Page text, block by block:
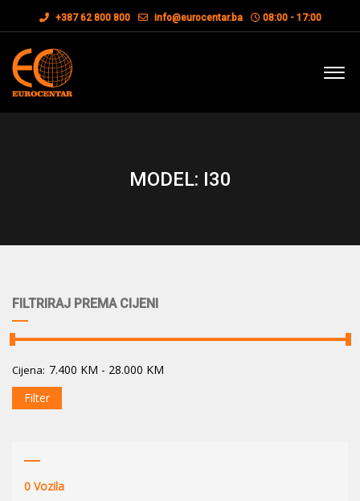
+387 62 800 800 info@eurocentar.ba 08:00 - 17:00
MODEL: I30
FILTRIRAJ PREMA CIJENI
Cijena: 7.400 KM - 28.000 KM
Filter
0 Vozila